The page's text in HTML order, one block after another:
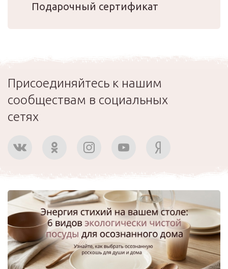
Подарочный сертификат
Присоединяйтесь к нашим
сообществам в социальных
сетях